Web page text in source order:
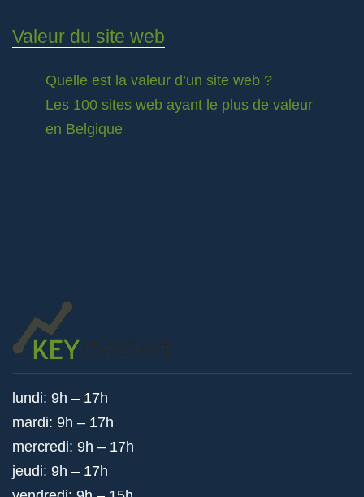
Valeur du site web
Quelle est la valeur d’un site web ?
Les 100 sites web ayant le plus de valeur
en Belgique
lundi: 9h – 17h
mardi: 9h – 17h
mercredi: 9h – 17h
jeudi: 9h – 17h